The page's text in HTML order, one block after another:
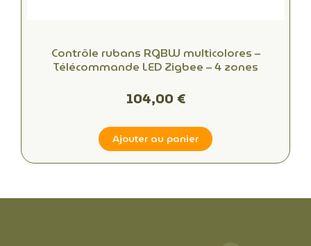
Contrôle rubans RGBW multicolores –
Télécommande LED Zigbee – 4 zones
104,00 €
Ajouter au panier